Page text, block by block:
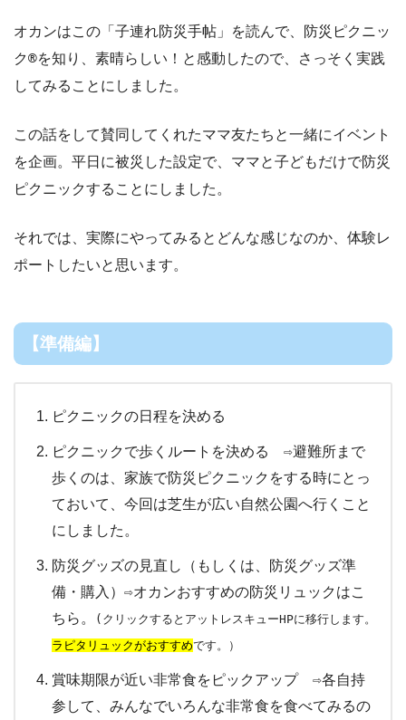
オカンはこの「子連れ防災手帖」を読んで、防災ピクニッ
ク®︎を知り、素晴らしい！と感動したので、さっそく実践
してみることにしました。
この話をして賛同してくれたママ友たちと一緒にイベント
を企画。平日に被災した設定で、ママと子どもだけで防災
ピクニックすることにしました。
それでは、実際にやってみるとどんな感じなのか、体験レ
ポートしたいと思います。
【準備編】
ピクニックの日程を決める
ピクニックで歩くルートを決める ⇨避難所まで
歩くのは、家族で防災ピクニックをする時にとっ
ておいて、今回は芝生が広い自然公園へ行くこと
にしました。
防災グッズの見直し（もしくは、防災グッズ準
備・購入）⇨オカンおすすめの防災リュックはこ
ちら。
(クリックするとアットレスキューHPに移行します。
ラピタリュックがおすすめです。）
賞味期限が近い非常食をピックアップ ⇨各自持
参して、みんなでいろんな非常食を食べてみるの